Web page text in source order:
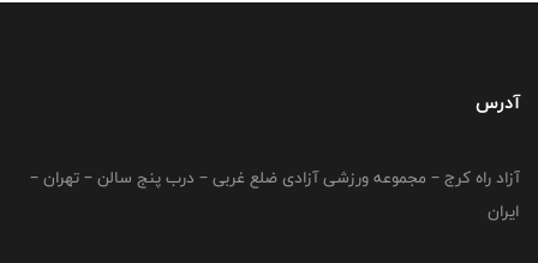
آدرس
آزاد راه کرج – مجموعه ورزشی آزادی ضلع غربی – درب پنج سالن – تهران –
ایران